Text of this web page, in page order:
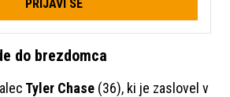
PRIJAVI SE
do brezdomca
Tyler Chase (36), ki je zaslovel v